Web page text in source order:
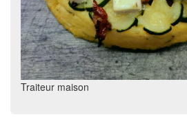
Traiteur maison